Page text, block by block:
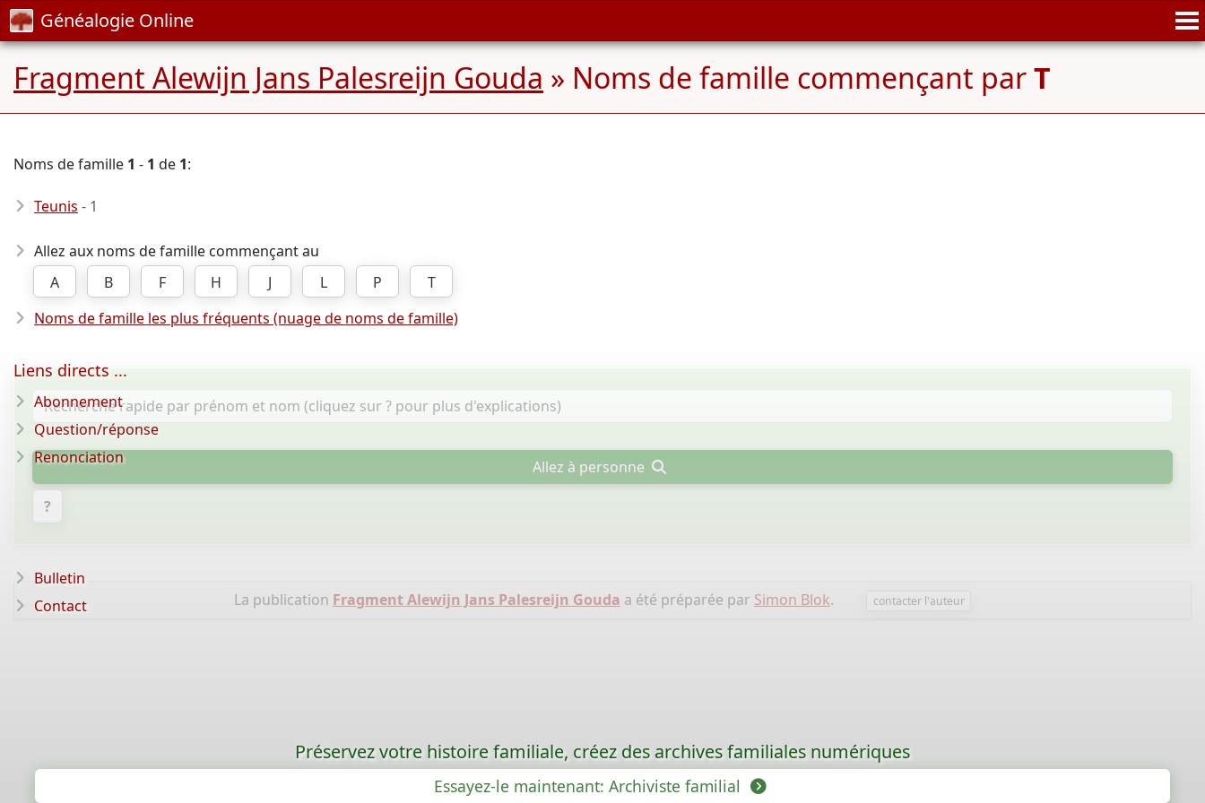
Généalogie Online
Fragment Alewijn Jans Palesreijn Gouda » Noms de famille commençant parT
Noms de famille 1 - 1 de 1:
Teunis - 1
Allez aux noms de famille commençant au
A
B F H J L P
T
Noms de famille les plus fréquents (nuage de noms de famille)
Allez à personne
?
La publication Fragment Alewijn Jans Palesreijn Gouda a été préparée par Simon Blok. contacter l'auteur
Liens directs ...
Abonnement
Question/réponse
Renonciation
Bulletin
Contact
Préservez votre histoire familiale, créez des archives familiales numériques
Essayez-le maintenant: Archiviste familial